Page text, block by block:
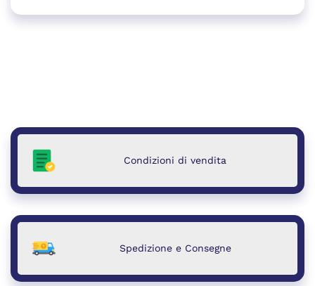
Condizioni di vendita
Spedizione e Consegne